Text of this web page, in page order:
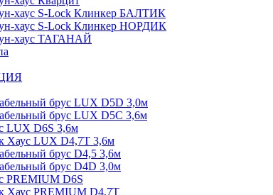
хаус S-Lock Клинкер БАЛТИК
хаус S-Lock Клинкер НОРДИК
хаус ТАГАНАЙ
брус LUX D5D 3,0м
брус LUX D5C 3,6м
LUX D6S 3,6м
Хаус LUX D4,7T 3,6м
брус D4,5 3,6м
брус D4D 3,0м
PREMIUM D6S
Хаус PREMIUM D4,7T